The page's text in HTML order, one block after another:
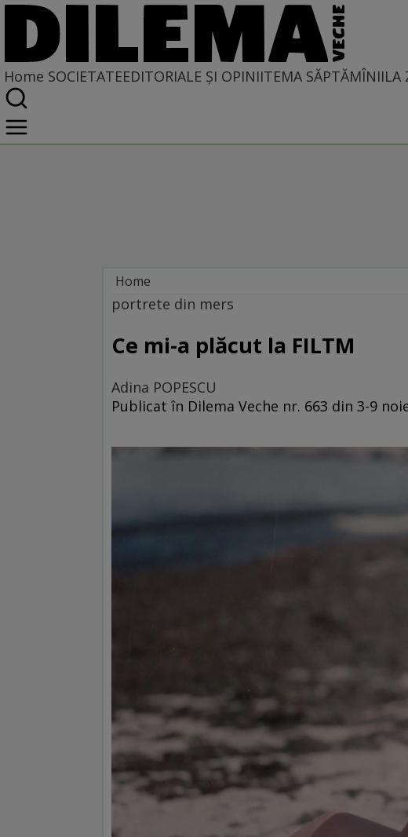
Home SOCIETATEEDITORIALE ȘI OPINIITEMA SĂPTĂMÎNIILA
Home
Societate
portrete din mers
Ce mi-a plăcut la FILTM
Adina POPESCU
Publicat în Dilema Veche nr. 663 din 3-9